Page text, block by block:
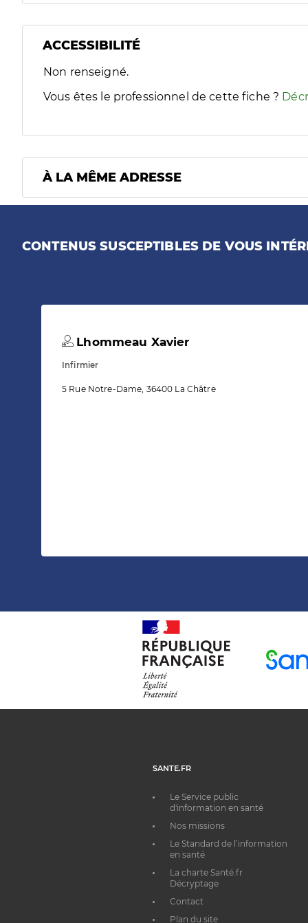
ACCESSIBILITÉ
Filtres
Sélectionnez un ou plusieurs handicaps/besoins
Non renseigné.
Vous êtes le professionnel de cette fiche ?
À LA MÊME ADRESSE
CONTENUS SUSCEPTIBLES DE VOUS
Lhommeau Xavier
Infirmier
5 Rue Notre-Dame, 36400 La Châtre
SANTE.FR
Le Service public
d'information en santé
Nos missions
Le Standard de l’information
en santé
La charte Santé.fr
Décryptage
Contact
Plan du site